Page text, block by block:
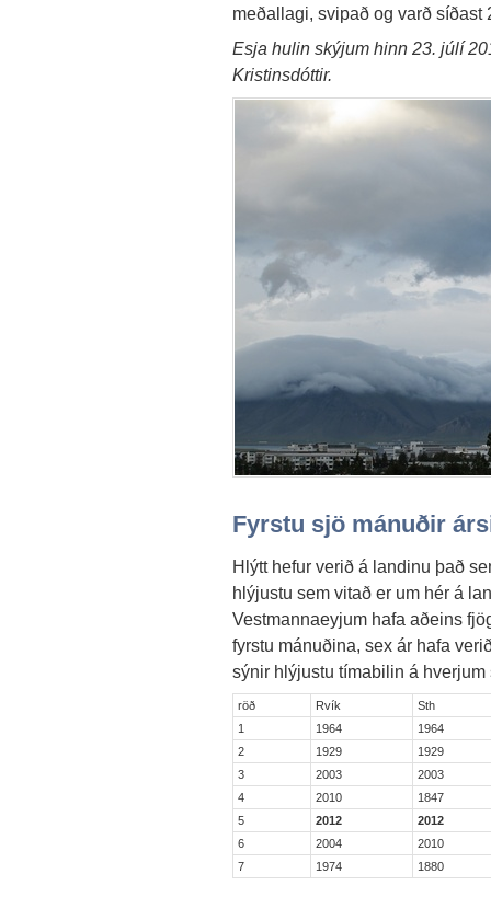
meðallagi, svipað og varð síðast
Esja hulin skýjum hinn 23. júlí
Kristinsdóttir.
Fyrstu sjö mánuðir
Hlýtt hefur verið á landinu það
hlýjustu sem vitað er um hér á
Vestmannaeyjum hafa aðeins
fyrstu mánuðina, sex ár hafa
sýnir hlýjustu tímabilin á hverjum
röð Rvík
Sth
1
1964
1964
2
1929
1929
3
2003
2003
4
2010
1847
5
2012
2012
6
2004
2010
7
1974 1880